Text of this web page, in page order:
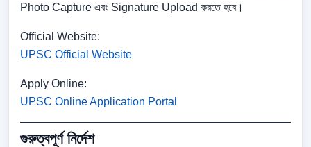
Photo Capture এবং Signature Upload করতে হবে।
Official Website:
UPSC Official Website
Apply Online:
UPSC Online Application Portal
গুরুত্বপূর্ণ নির্দেশ